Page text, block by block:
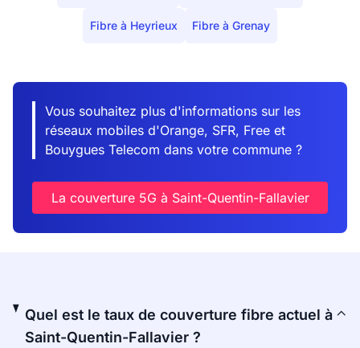
Fibre à Heyrieux Fibre à Grenay
Vous souhaitez plus d'informations sur les
réseaux mobiles d'Orange, SFR, Free et
Bouygues Telecom dans votre commune ?
La couverture 5G à Saint-Quentin-Fallavier
Quel est le taux de couverture fibre actuel à
Saint-Quentin-Fallavier ?